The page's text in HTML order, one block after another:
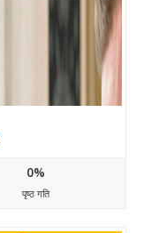
0%
पृष्ठ गति